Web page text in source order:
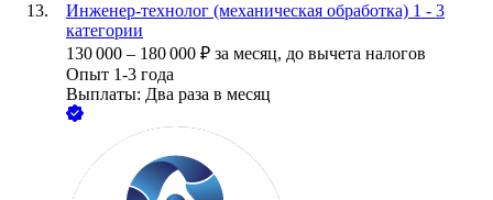
Инженер-технолог (механическая обработка) 1 - 3
категории
130 000 – 180 000 ₽ за месяц, до вычета налогов
Опыт 1-3 года
Выплаты: Два раза в месяц